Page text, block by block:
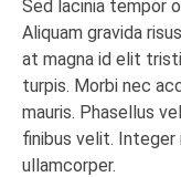
Sed lacinia tempor
Aliquam gravida
at magna id elit
turpis. Morbi nec
mauris. Phasellus
finibus velit. Integer
ullamcorper.